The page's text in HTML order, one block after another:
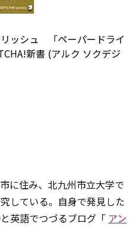
ッシュ 「ペーパードライ
新書 (アルク ソクデジ
に住み、北九州市立大学で
している。自身で発見した
英語でつづるブログ「 アン